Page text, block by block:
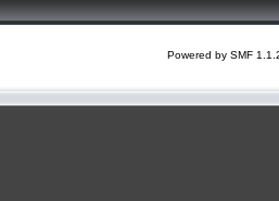
Powered by SMF